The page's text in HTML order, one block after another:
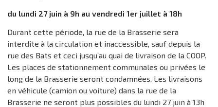
du lundi 27 juin à 9h au vendredi 1er juillet à 18h
Durant cette période, la rue de la Brasserie sera
interdite à la circulation et inaccessible, sauf depuis la
rue des Bats et ceci jusqu’au quai de livraison de la COOP.
Les places de stationnement communales ou privées le
long de la Brasserie seront condamnées. Les livraisons
en véhicule (camion ou voiture) dans la rue de la
Brasserie ne seront plus possibles du lundi 27 juin à 13h